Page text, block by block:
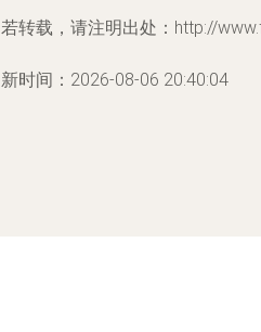
转载，请注明出处：http://
时间：2026-08-06 20:40:04